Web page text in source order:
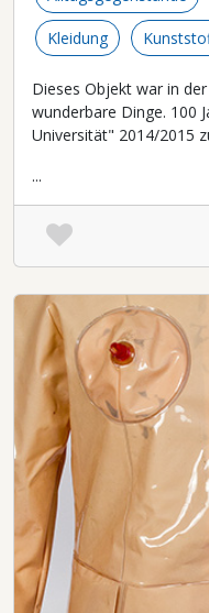
Kleidung
Dieses Objekt war in
wunderbare Dinge. 100
Universität" 2014/2015
...